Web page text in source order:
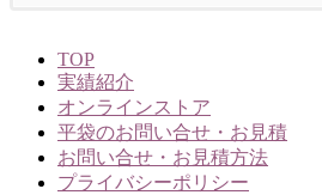
TOP
実績紹介
オンラインストア
平袋のお問い合せ・お見積
お問い合せ・お見積方法
プライバシーポリシー